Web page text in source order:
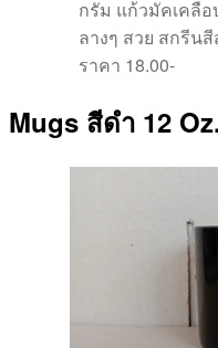
กรัม แก้วมัคเคลื
ลางๆ สวย สกรีน
ราคา 18.00-
Mugs สีดำ 12